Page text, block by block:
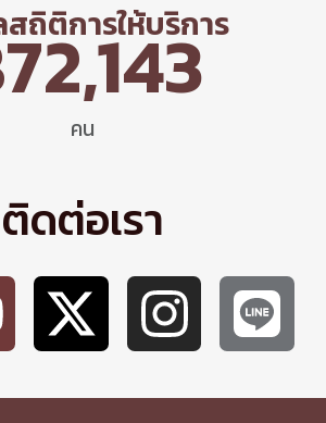
ถิติการให้บริการ
คน
ติดต่อเรา